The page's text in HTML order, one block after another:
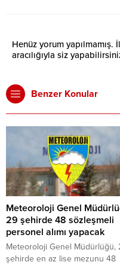
Henüz yorum
aracılığıyla siz
Benzer Konular
Meteoroloji Genel
29 şehirde 48 sözleşmeli
personel alımı yapacak
Meteoroloji Genel Müdürlüğü,
şehirde en az lise mezunu 48